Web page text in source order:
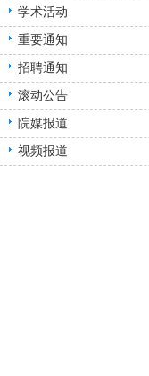
学术活动
重要通知
招聘通知
滚动公告
院媒报道
视频报道